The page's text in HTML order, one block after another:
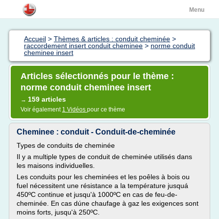
Menu
Accueil > Thèmes & articles : conduit cheminée >
raccordement insert conduit cheminee > norme conduit
cheminee insert
Articles sélectionnés pour le thème :
norme conduit cheminee insert
→ 159 articles
Voir également 1 Vidéos pour ce thème
Cheminee : conduit - Conduit-de-cheminée
Types de conduits de cheminée
Il y a multiple types de conduit de cheminée utilisés dans
les maisons individuelles.
Les conduits pour les cheminées et les poêles à bois ou
fuel nécessitent une résistance a la température jusquá
450ºC continue et jusqu'à 1000ºC en cas de feu-de-
cheminée. En cas dúne chaufage à gaz les exigences sont
moins forts, jusqu'à 250ºC.